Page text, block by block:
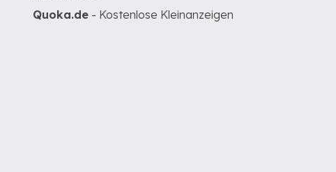
Quoka.de - Kostenlose Kleinanzeigen